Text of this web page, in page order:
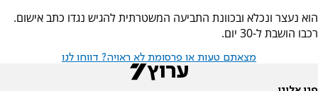
הוא נעצר ונכלא ובכוונת התביעה המשטרתית להגיש נגדו כתב אישום.
רכבו הושבת ל-30 יום.
מצאתם טעות או פרסומת לא ראויה? דווחו לנו